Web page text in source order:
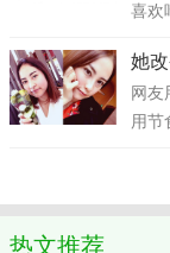
喜欢
她
网友
用节
热文推荐